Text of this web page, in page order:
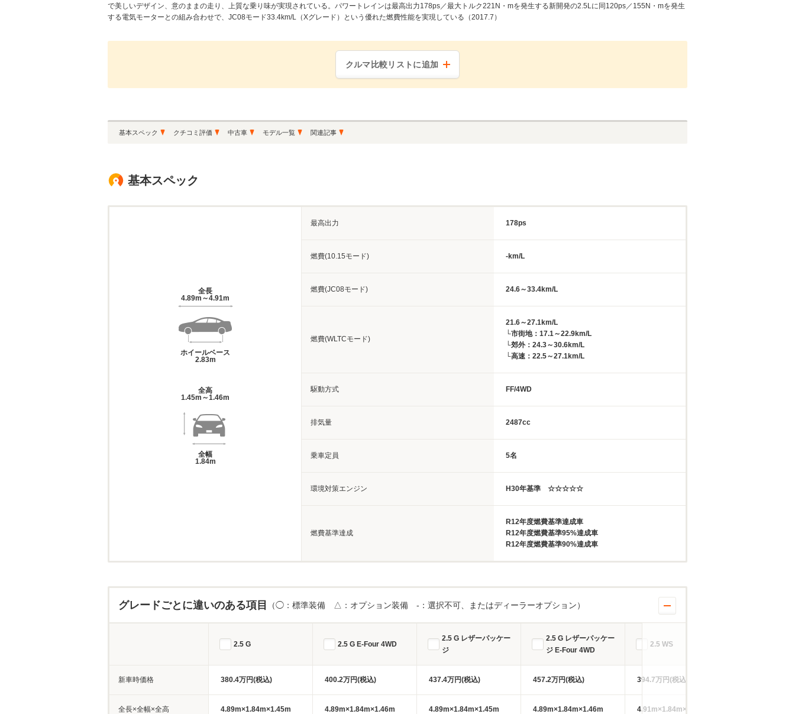
で美しいデザイン、意のままの走り、上質な乗り味が実現されている。パワートレインは最高出力178ps／最大トルク221N・mを発生する新開発の2.5Lに同120ps／155N・mを発生
する電気モーターとの組み合わせで、JC08モード33.4km/L（Xグレード）という優れた燃費性能を実現している（2017.7）
クルマ比較リストに追加
基本スペック クチコミ評価 中古車 モデル一覧 関連記事
基本スペック
全長
4.89m～4.91m
ホイールベース
2.83m
全高
1.45m～1.46m
全幅
1.84m
最高出力 178ps
燃費(10.15モード) -km/L
燃費(JC08モード) 24.6～33.4km/L
燃費(WLTCモード)
21.6～27.1km/L
└市街地：17.1～22.9km/L
└郊外：24.3～30.6km/L
└高速：22.5～27.1km/L
駆動方式 FF/4WD
排気量 2487cc
乗車定員 5名
環境対策エンジン H30年基準 ☆☆☆☆☆
燃費基準達成
R12年度燃費基準達成車
R12年度燃費基準95%達成車
R12年度燃費基準90%達成車
グレードごとに違いのある項目 （◯：標準装備 △：オプション装備 -：選択不可、またはディーラーオプション）
新車時価格
全長×全幅×全高
2.5 G 2.5 G E-Four 4WD
2.5 G レザーパッケー
ジ
2.5 G レザーパッケー
ジ E-Four 4WD
2.5 WS
380.4万円(税込) 400.2万円(税込) 437.4万円(税込) 457.2万円(税込) 394.7万円(税込)
4.89m×1.84m×1.45m 4.89m×1.84m×1.46m 4.89m×1.84m×1.45m 4.89m×1.84m×1.46m 4.91m×1.84m×1.45m